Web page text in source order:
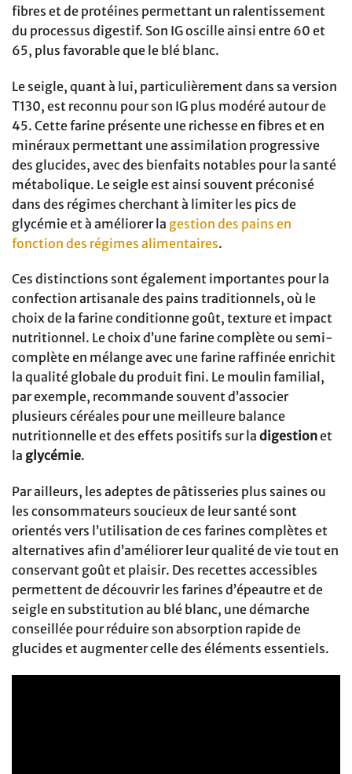
fibres et de protéines permettant un ralentissement
du processus digestif. Son IG oscille ainsi entre 60 et
65, plus favorable que le blé blanc.
Le seigle, quant à lui, particulièrement dans sa version
T130, est reconnu pour son IG plus modéré autour de
45. Cette farine présente une richesse en fibres et en
minéraux permettant une assimilation progressive
des glucides, avec des bienfaits notables pour la santé
métabolique. Le seigle est ainsi souvent préconisé
dans des régimes cherchant à limiter les pics de
glycémie et à améliorer la gestion des pains en
fonction des régimes alimentaires.
Ces distinctions sont également importantes pour la
confection artisanale des pains traditionnels, où le
choix de la farine conditionne goût, texture et impact
nutritionnel. Le choix d’une farine complète ou semi-
complète en mélange avec une farine raffinée enrichit
la qualité globale du produit fini. Le moulin familial,
par exemple, recommande souvent d’associer
plusieurs céréales pour une meilleure balance
nutritionnelle et des effets positifs sur la digestionet
la glycémie.
Par ailleurs, les adeptes de pâtisseries plus saines ou
les consommateurs soucieux de leur santé sont
orientés vers l’utilisation de ces farines complètes et
alternatives afin d’améliorer leur qualité de vie tout en
conservant goût et plaisir. Des recettes accessibles
permettent de découvrir les farines d’épeautre et de
seigle en substitution au blé blanc, une démarche
conseillée pour réduire son absorption rapide de
glucides et augmenter celle des éléments essentiels.